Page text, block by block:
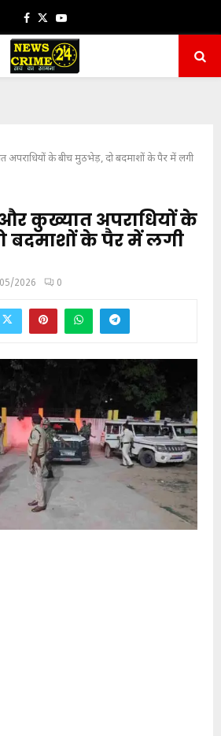
Facebook
TwitterYoutube
अपराधियों के बीच मुठभेड़, दो बदमाशों के पैर में लगी
और कुख्यात अपराधियों के
बदमाशों के पैर में लगी
2026 0